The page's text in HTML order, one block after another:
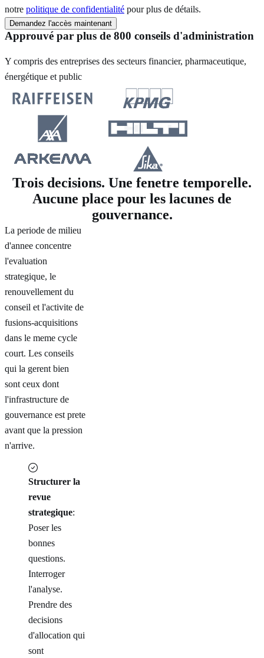
notre politique de confidentialité pour plus de détails.
Demandez l'accès maintenant
Approuvé par plus de 800 conseils d'administration
Y compris des entreprises des secteurs financier, pharmaceutique,
énergétique et public
Trois decisions. Une fenetre temporelle.
Aucune place pour les lacunes de
gouvernance.
La periode de milieu
d'annee concentre
l'evaluation
strategique, le
renouvellement du
conseil et l'activite de
fusions-acquisitions
dans le meme cycle
court. Les conseils
qui la gerent bien
sont ceux dont
l'infrastructure de
gouvernance est prete
avant que la pression
n'arrive.
Structurer la
revue
strategique:
Poser les
bonnes
questions.
Interroger
l'analyse.
Prendre des
decisions
d'allocation qui
sont